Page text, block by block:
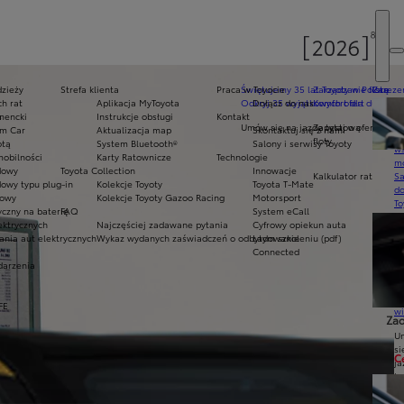
Świętujemy 35 lat Toyoty w Polsce
Odkryj 35 wyjątkowych ofert
Umów się na jazdę testową
rat
Zarządzanie flotą
Komfort dla dużych
Zapytaj o ofertę dla
floty
Kalkulator rat
Strefa klienta
Aplikacja MyToyota
Instrukcje obsługi
Aktualizacja map
System Bluetooth®
Karty Ratownicze
Toyota Collection
Kolekcje Toyoty
Kolekcje Toyoty Gazoo Racing
FAQ
Najczęściej zadawane pytania
Wykaz wydanych zaświadczeń o odbytym szkoleniu (pdf)
Car
typu plug-in
na baterię
aut elektrycznych
Praca w Toyocie
Dołącz do nas
Kontakt
Skontaktuj się z nami
Salony i serwisy Toyoty
Technologie
Innowacje
Toyota T-Mate
Motorsport
System eCall
Cyfrowy opiekun auta
Ładowanie
Connected